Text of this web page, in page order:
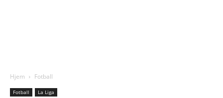
Hjem Fotball
Fotball La Liga